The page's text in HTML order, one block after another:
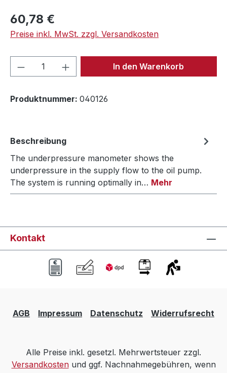
Regulärer Preis:
60,78 €
Preise inkl. MwSt. zzgl. Versandkosten
Produkt Anzahl: Gib denIn den Warenkorb
Produktnummer: 040126
Beschreibung
The underpressure manometer shows the
underpressure in the supply flow to the oil pump.
The system is running optimally in… Mehr
Kontakt
AGB Impressum Datenschutz Widerrufsrecht
Alle Preise inkl. gesetzl. Mehrwertsteuer zzgl.
Versandkostenund ggf. Nachnahmegebühren, wenn